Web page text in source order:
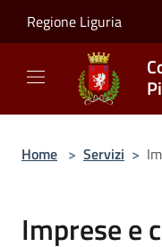
Regione Liguria
Home > Servizi >
Imprese e